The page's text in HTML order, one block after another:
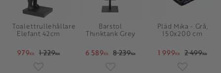
Toalettrullehållare
Elefant 42cm
979KR 1 229KR
Barstol
Thinktank Grey
6 589KR 8 239KR
Pläd Mika - Grå,
150x200 cm
1 999KR 2 499KR